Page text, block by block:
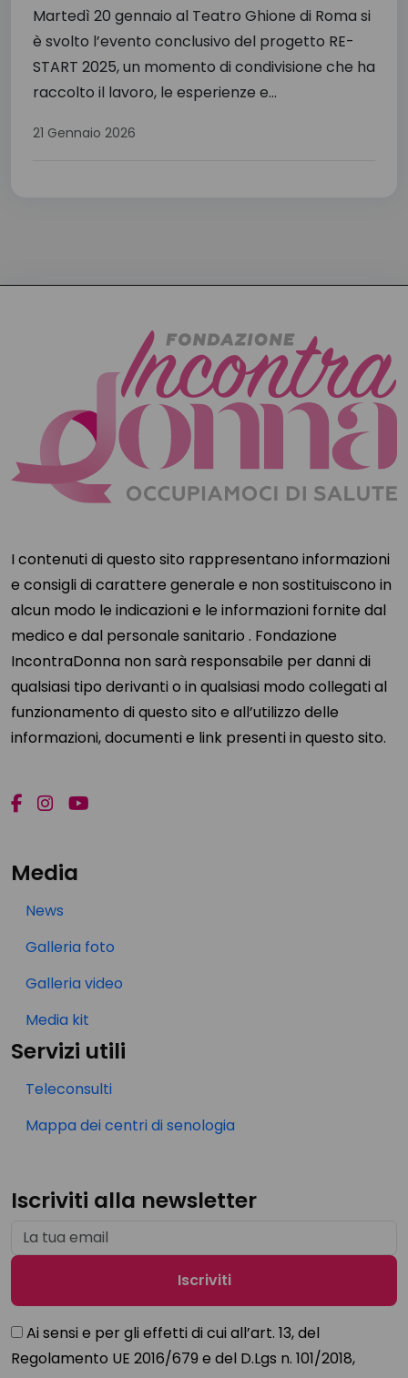
Martedì 20 gennaio al Teatro Ghione di Roma si
è svolto l’evento conclusivo del progetto RE-
START 2025, un momento di condivisione che ha
raccolto il lavoro, le esperienze e...
21 Gennaio 2026
I contenuti di questo sito rappresentano informazioni
e consigli di carattere generale e non sostituiscono in
alcun modo le indicazioni e le informazioni fornite dal
medico e dal personale sanitario . Fondazione
IncontraDonna non sarà responsabile per danni di
qualsiasi tipo derivanti o in qualsiasi modo collegati al
funzionamento di questo sito e all’utilizzo delle
informazioni, documenti e link presenti in questo sito.
Media
News
Galleria foto
Galleria video
Media kit
Servizi utili
Teleconsulti
Mappa dei centri di senologia
Iscriviti alla newsletter
Ai sensi e per gli effetti di cui all’art. 13, del
Regolamento UE 2016/679 e del D.Lgs n. 101/2018,